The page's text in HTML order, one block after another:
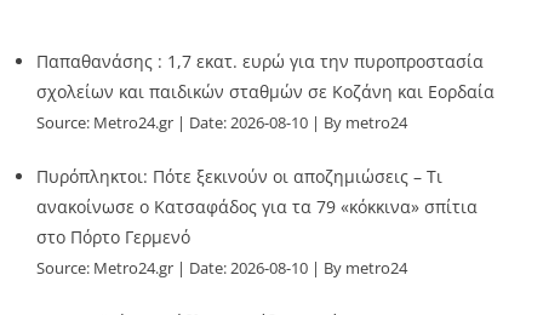
Παπαθανάσης : 1,7 εκατ. ευρώ για την πυροπροστασία
σχολείων και παιδικών σταθμών σε Κοζάνη και Εορδαία
Source: Metro24.gr Date: 2026-08-10 By metro24
Πυρόπληκτοι: Πότε ξεκινούν οι αποζημιώσεις – Τι
ανακοίνωσε ο Κατσαφάδος για τα 79 «κόκκινα» σπίτια
στο Πόρτο Γερμενό
Source: Metro24.gr Date: 2026-08-10 By metro24